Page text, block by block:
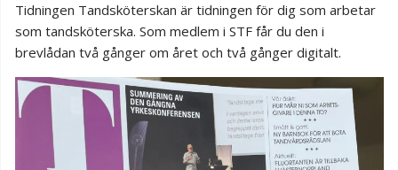
Tidningen Tandsköterskan är tidningen för dig som arbetar
som tandsköterska. Som medlem i STF får du den i
brevlådan två gånger om året och två gånger digitalt.